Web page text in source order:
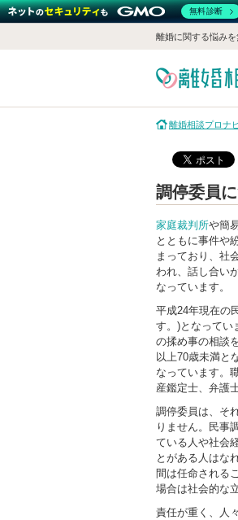
離婚に関する悩み
離婚相談プロナ
調停委員
家庭裁判所や簡
とともに事件や
まっており、社
われ、話し合い
なっています。
平成24年現在の
す。)となってい
の揉め事の相談
以上70歳未満と
なっています。
産鑑定士、弁護
調停委員は、そ
りません。民事
ている人や社会
とがある人はな
間は任命される
場合は社会的な
責任が重く、人
無料診断